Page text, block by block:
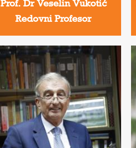
Prof. Dr Veselin Vukotić
Redovni Profesor